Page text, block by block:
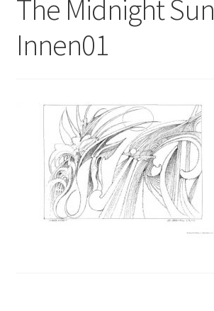
The Midnight Sun
Innen01